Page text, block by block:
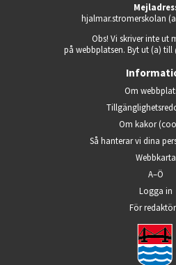
hjalmar.stromerskolan
Obs! Vi skriver inte ut
på webbplatsen. Byt ut (a) till
Om
Om kakor
Så hanterar vi dina
Webbkarta
A–Ö
Logga in
För